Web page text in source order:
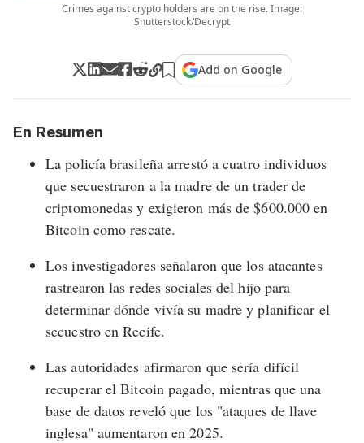
Crimes against crypto holders are on the rise. Image:
Shutterstock/Decrypt
Add on Google
En Resumen
La policía brasileña arrestó a cuatro individuos
que secuestraron a la madre de un trader de
criptomonedas y exigieron más de $600.000 en
Bitcoin como rescate.
Los investigadores señalaron que los atacantes
rastrearon las redes sociales del hijo para
determinar dónde vivía su madre y planificar el
secuestro en Recife.
Las autoridades afirmaron que sería difícil
recuperar el Bitcoin pagado, mientras que una
base de datos reveló que los "ataques de llave
inglesa" aumentaron en 2025.